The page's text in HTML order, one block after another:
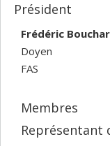
Président
Frédéric
Doyen
FAS
Membres
Représentant